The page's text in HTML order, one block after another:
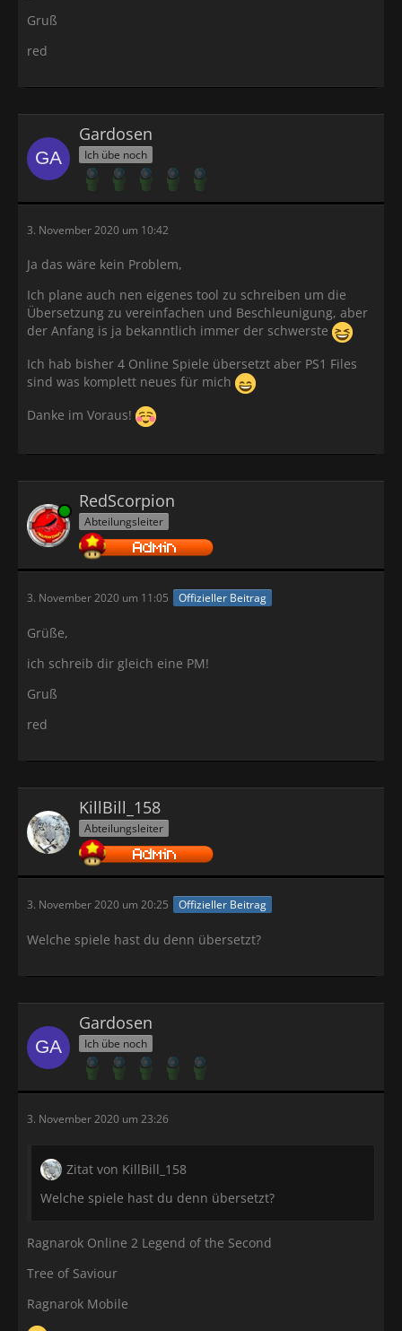
Gruß
red
Gardosen
Ich übe noch
3. November 2020 um 10:42
Ja das wäre kein Problem,
Ich plane auch nen eigenes tool zu schreiben um die
Übersetzung zu vereinfachen und Beschleunigung, aber
der Anfang is ja bekanntlich immer der schwerste
Ich hab bisher 4 Online Spiele übersetzt aber PS1 Files
sind was komplett neues für mich
Danke im Voraus!
Online RedScorpion
Abteilungsleiter
3. November 2020 um 11:05 Offizieller Beitrag
Grüße,
ich schreib dir gleich eine PM!
Gruß
red
KillBill_158
Abteilungsleiter
3. November 2020 um 20:25 Offizieller Beitrag
Welche spiele hast du denn übersetzt?
Gardosen
Ich übe noch
3. November 2020 um 23:26
Zitat von KillBill_158
Welche spiele hast du denn übersetzt?
Ragnarok Online 2 Legend of the Second
Tree of Saviour
Ragnarok Mobile